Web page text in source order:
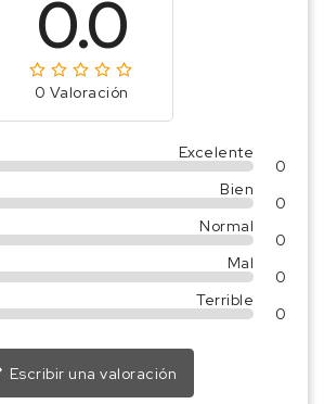
0.0
0 Valoración
Excelente
0
Bien
0
Normal
0
Mal
0
Terrible
0
Escribir una valoración